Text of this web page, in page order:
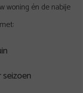
woning én de nabije